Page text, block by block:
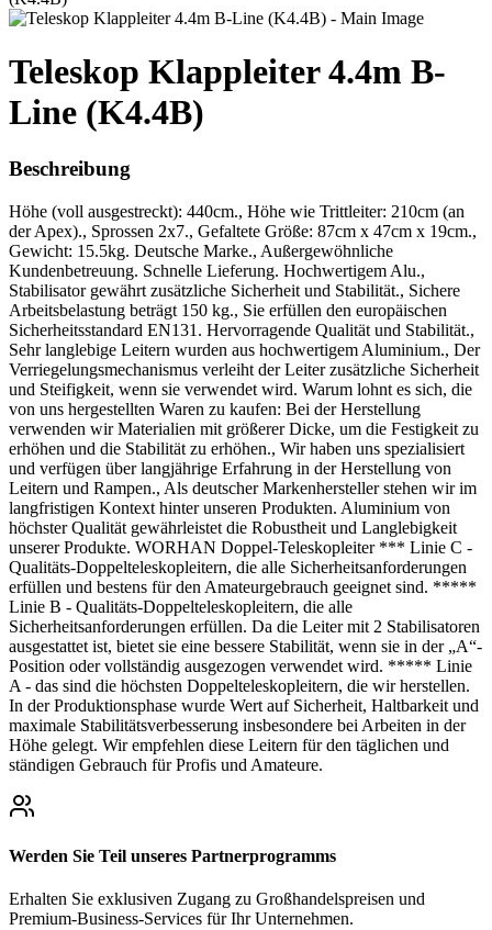
Teleskop Klappleiter 4.4m B-
Line (K4.4B)
Beschreibung
Höhe (voll ausgestreckt): 440cm., Höhe wie Trittleiter: 210cm (an
der Apex)., Sprossen 2x7., Gefaltete Größe: 87cm x 47cm x 19cm.,
Gewicht: 15.5kg. Deutsche Marke., Außergewöhnliche
Kundenbetreuung. Schnelle Lieferung. Hochwertigem Alu.,
Stabilisator gewährt zusätzliche Sicherheit und Stabilität., Sichere
Arbeitsbelastung beträgt 150 kg., Sie erfüllen den europäischen
Sicherheitsstandard EN131. Hervorragende Qualität und Stabilität.,
Sehr langlebige Leitern wurden aus hochwertigem Aluminium., Der
Verriegelungsmechanismus verleiht der Leiter zusätzliche Sicherheit
und Steifigkeit, wenn sie verwendet wird. Warum lohnt es sich, die
von uns hergestellten Waren zu kaufen: Bei der Herstellung
verwenden wir Materialien mit größerer Dicke, um die Festigkeit zu
erhöhen und die Stabilität zu erhöhen., Wir haben uns spezialisiert
und verfügen über langjährige Erfahrung in der Herstellung von
Leitern und Rampen., Als deutscher Markenhersteller stehen wir im
langfristigen Kontext hinter unseren Produkten. Aluminium von
höchster Qualität gewährleistet die Robustheit und Langlebigkeit
unserer Produkte. WORHAN Doppel-Teleskopleiter *** Linie C -
Qualitäts-Doppelteleskopleitern, die alle Sicherheitsanforderungen
erfüllen und bestens für den Amateurgebrauch geeignet sind. *****
Linie B - Qualitäts-Doppelteleskopleitern, die alle
Sicherheitsanforderungen erfüllen. Da die Leiter mit 2 Stabilisatoren
ausgestattet ist, bietet sie eine bessere Stabilität, wenn sie in der „A“-
Position oder vollständig ausgezogen verwendet wird. ***** Linie
A - das sind die höchsten Doppelteleskopleitern, die wir herstellen.
In der Produktionsphase wurde Wert auf Sicherheit, Haltbarkeit und
maximale Stabilitätsverbesserung insbesondere bei Arbeiten in der
Höhe gelegt. Wir empfehlen diese Leitern für den täglichen und
ständigen Gebrauch für Profis und Amateure.
Werden Sie Teil unseres Partnerprogramms
Erhalten Sie exklusiven Zugang zu Großhandelspreisen und
Premium-Business-Services für Ihr Unternehmen.